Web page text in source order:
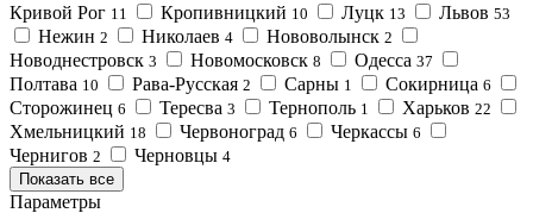
Кривой Рог 11 Кропивницкий 10 Луцк 13 Львов 53
Нежин 2 Николаев 4 Нововолынск 2
Новоднестровск 3 Новомосковск 8 Одесса 37
Полтава 10 Рава-Русская 2 Сарны 1 Сокирница 6
Сторожинец 6 Тересва 3 Тернополь 1 Харьков 22
Хмельницкий 18 Червоноград 6 Черкассы 6
Чернигов 2 Черновцы 4
Показать все
Параметры